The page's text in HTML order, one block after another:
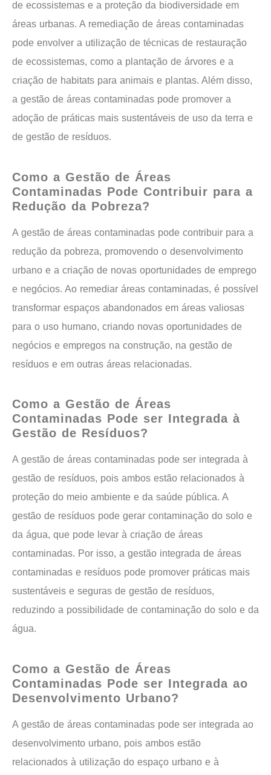
de ecossistemas e a proteção da biodiversidade em
áreas urbanas. A remediação de áreas contaminadas
pode envolver a utilização de técnicas de restauração
de ecossistemas, como a plantação de árvores e a
criação de habitats para animais e plantas. Além disso,
a gestão de áreas contaminadas pode promover a
adoção de práticas mais sustentáveis ​​de uso da terra e
de gestão de resíduos.
Como a Gestão de Áreas
Contaminadas Pode Contribuir para a
Redução da Pobreza?
A gestão de áreas contaminadas pode contribuir para a
redução da pobreza, promovendo o desenvolvimento
urbano e a criação de novas oportunidades de emprego
e negócios. Ao remediar áreas contaminadas, é possível
transformar espaços abandonados em áreas valiosas
para o uso humano, criando novas oportunidades de
negócios e empregos na construção, na gestão de
resíduos e em outras áreas relacionadas.
Como a Gestão de Áreas
Contaminadas Pode ser Integrada à
Gestão de Resíduos?
A gestão de áreas contaminadas pode ser integrada à
gestão de resíduos, pois ambos estão relacionados à
proteção do meio ambiente e da saúde pública. A
gestão de resíduos pode gerar contaminação do solo e
da água, que pode levar à criação de áreas
contaminadas. Por isso, a gestão integrada de áreas
contaminadas e resíduos pode promover práticas mais
sustentáveis e seguras de gestão de resíduos,
reduzindo a possibilidade de contaminação do solo e da
água.
Como a Gestão de Áreas
Contaminadas Pode ser Integrada ao
Desenvolvimento Urbano?
A gestão de áreas contaminadas pode ser integrada ao
desenvolvimento urbano, pois ambos estão
relacionados à utilização do espaço urbano e à